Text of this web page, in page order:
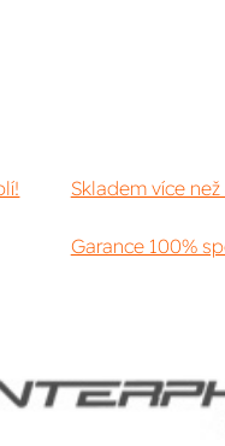
Skladem více
Garance 100%